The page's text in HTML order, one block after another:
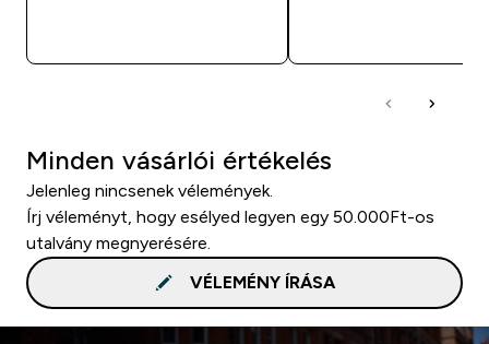
Minden vásárlói értékelés
Jelenleg nincsenek vélemények.
Írj véleményt, hogy esélyed legyen egy 50.000Ft-os
utalvány megnyerésére.
VÉLEMÉNY ÍRÁSA